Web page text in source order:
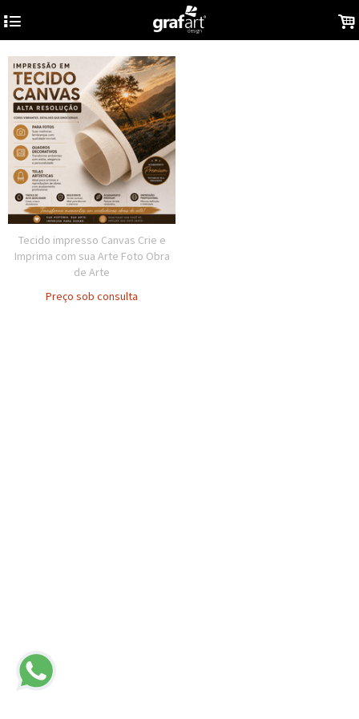
4 .
Tecido impresso Canvas Crie e
Imprima com sua Arte Foto Obra
de Arte
Preço sob consulta